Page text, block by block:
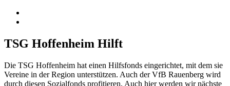
TSG Hoffenheim Hilft
Die TSG Hoffenheim hat einen Hilfsfonds eingerichtet, mit dem sie
Vereine in der Region unterstützen. Auch der VfB Rauenberg wird
durch diesen Sozialfonds profitieren. Auch hier werden wir nächste